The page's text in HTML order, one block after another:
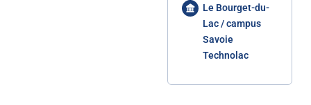
Le Bourget-du-
Lac / campus
Savoie
Technolac